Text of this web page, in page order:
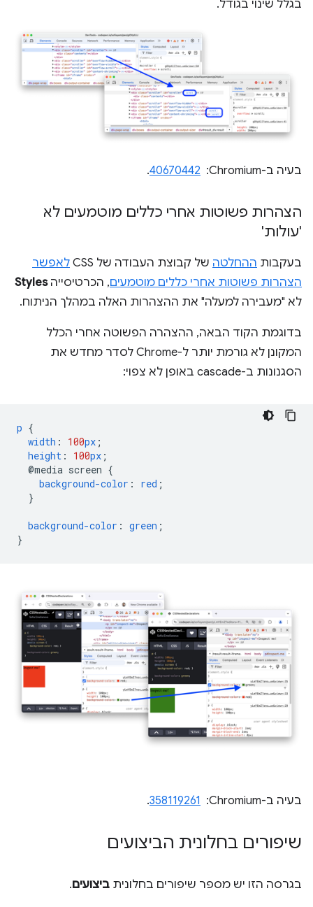
בגלל שינוי בגודל.
בעיה ב-Chromium: ‏ 40670442
.
הצהרות פשוטות אחרי כללים מוטמעים לא
'עולות'
בעקבות ההחלטה של קבוצת העבודה של CSS
לאפשר
הצהרות פשוטות אחרי כללים מוטמעים, הכרטיסייהStyles
לא "מעבירה למעלה" את ההצהרות האלה במהלך הניתוח.
בדוגמת הקוד הבאה, ההצהרה הפשוטה אחרי הכלל
המקונן לא גורמת יותר ל-Chrome לסדר מחדש את
הסגנונות ב-cascade באופן לא צפוי:
p {
width : 100px ;
height : 100px ;
@media screen {
background-color : red ;
}
background-color : green ;
}
בעיה ב-Chromium: ‏ 358119261
.
שיפורים בחלונית הביצועים
בגרסה הזו יש מספר שיפורים בחלונית ביצועים.